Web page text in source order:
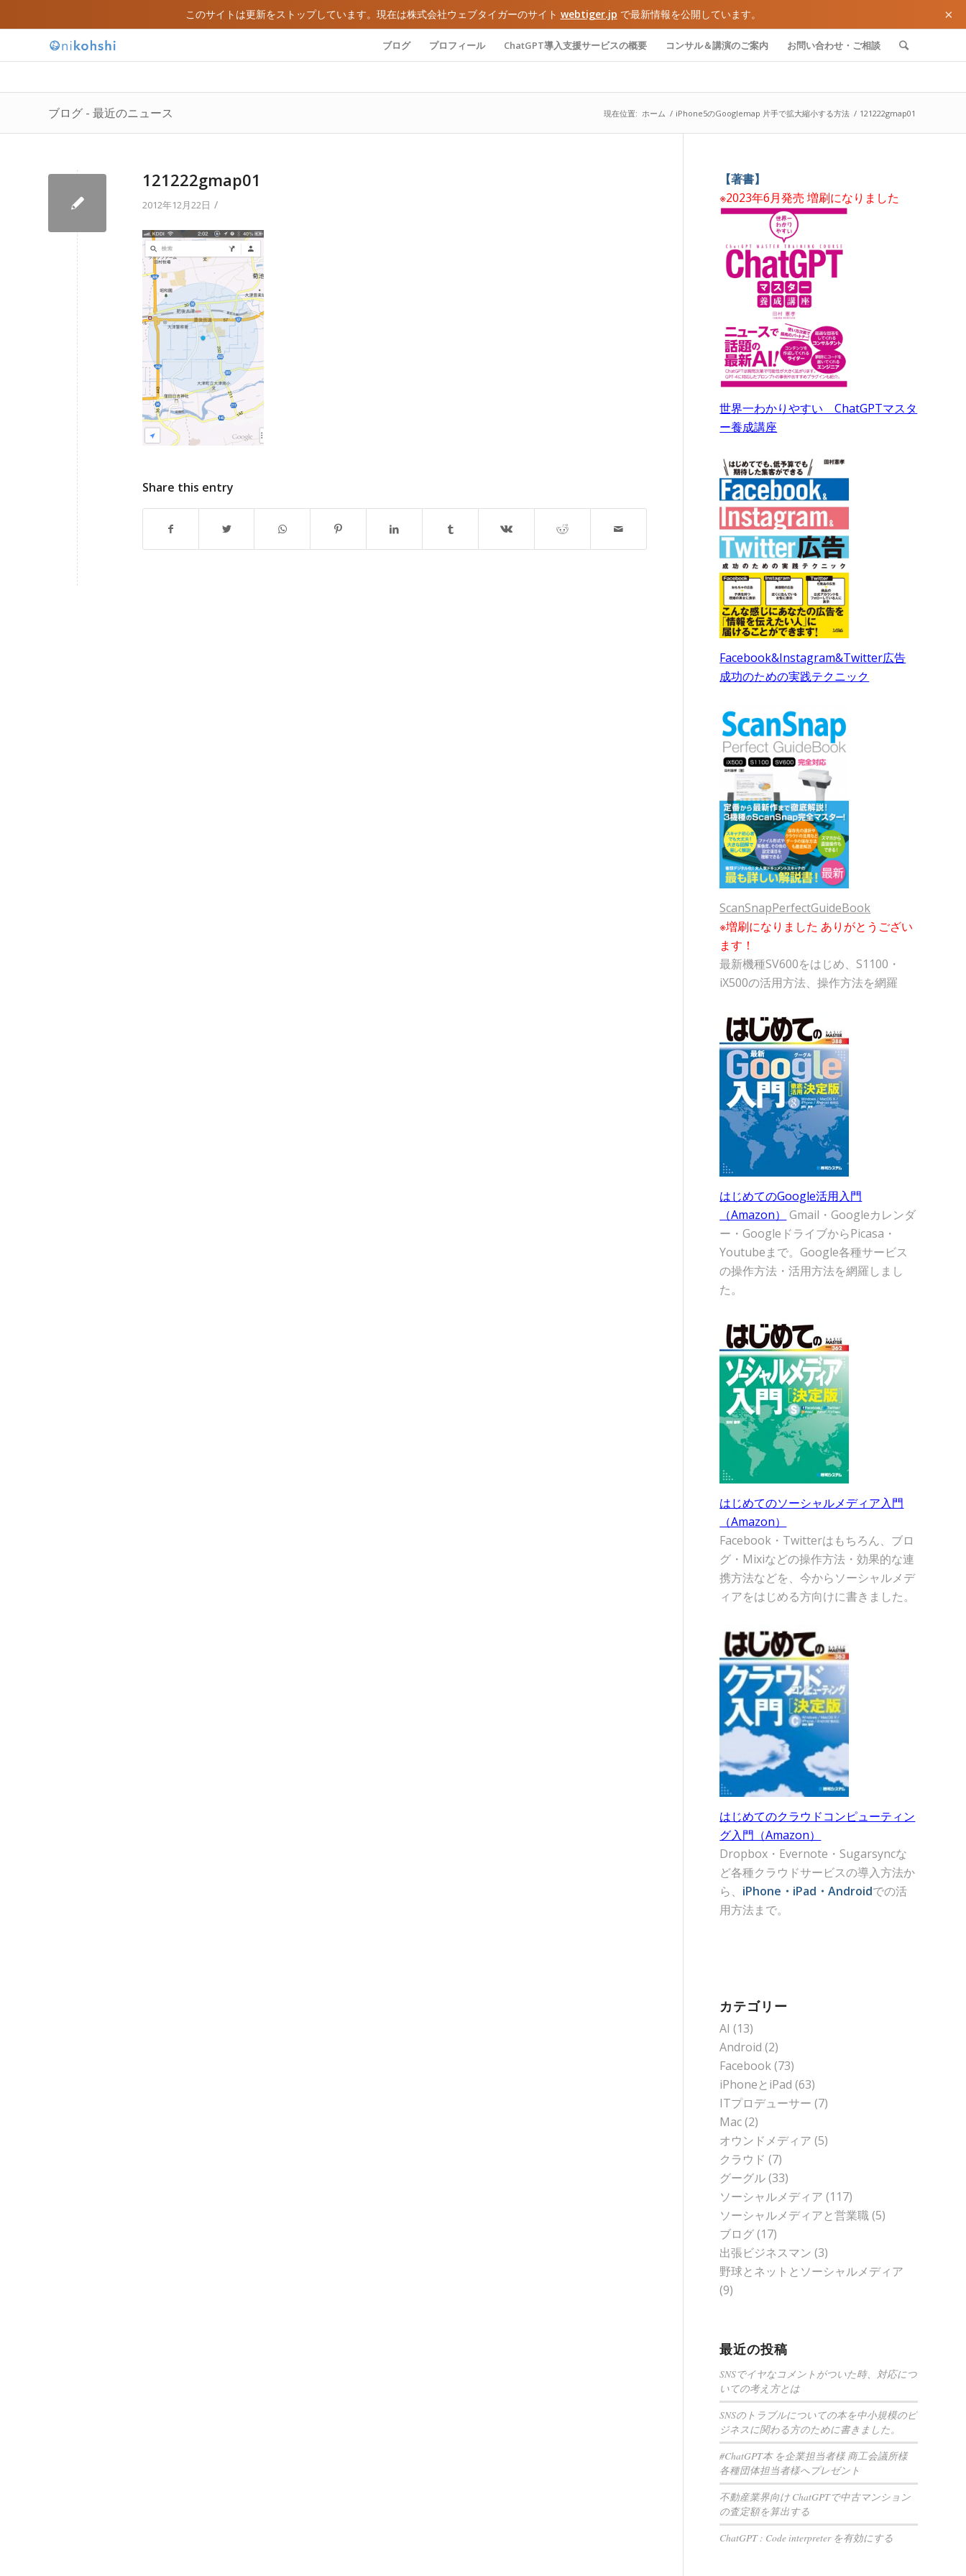
このサイトは更新をストップしています。現在は株式会社ウェブタイガーのサイト webtiger.jp で最新情報を公開しています。 ×
ブログ プロフィール ChatGPT導入支援サービスの概要 コンサル＆講演のご案内 お問い合わせ・ご相談
ブログ - 最近のニュース 現在位置: ホーム / iPhone5のGooglemap 片手で拡大縮小する方法 / 121222gmap01
121222gmap01
2012年12月22日 /
Share this entry
【著書】
※2023年6月発売 増刷になりました
世界一わかりやすい ChatGPTマスタ
ー養成講座
Facebook&Instagram&Twitter広告
成功のための実践テクニック
ScanSnapPerfectGuideBook
※増刷になりました ありがとうござい
ます！
最新機種SV600をはじめ、S1100・
iX500の活用方法、操作方法を網羅
はじめてのGoogle活用入門
（Amazon）
Gmail・Googleカレンダ
ー・GoogleドライブからPicasa・
Youtubeまで。Google各種サービス
の操作方法・活用方法を網羅しまし
た。
はじめてのソーシャルメディア入門
（Amazon）
Facebook・Twitterはもちろん、ブロ
グ・Mixiなどの操作方法・効果的な連
携方法などを、今からソーシャルメデ
ィアをはじめる方向けに書きました。
はじめてのクラウドコンピューティン
グ入門（Amazon）
Dropbox・Evernote・Sugarsyncな
ど各種クラウドサービスの導入方法か
ら、 iPhone・iPad・Androidでの活
用方法まで。
カテゴリー
AI (13)
Android (2)
Facebook(73)
iPhoneとiPad (63)
ITプロデューサー (7)
Mac(2)
オウンドメディア (5)
クラウド (7)
グーグル(33)
ソーシャルメディア (117)
ソーシャルメディアと営業職(5)
ブログ(17)
出張ビジネスマン (3)
野球とネットとソーシャルメディア
(9)
最近の投稿
SNSでイヤなコメントがついた時、対応につ
いての考え方とは
SNSのトラブルについての本を中小規模のビ
ジネスに関わる方のために書きました。
#ChatGPT本 を企業担当者様 商工会議所様
各種団体担当者様へプレゼント
不動産業界向け ChatGPTで中古マンション
の査定額を算出する
ChatGPT : Code interpreter を有効にする